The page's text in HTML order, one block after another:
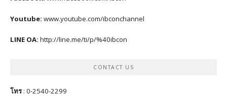
Youtube: www.youtube.com/ibconchannel
LINE OA: http://line.me/ti/p/%40ibcon
CONTACT US
โทร: 0-2540-2299